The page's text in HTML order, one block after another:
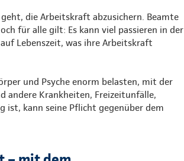
die Arbeitskraft abzusichern. Beamte
für alle gilt: Es kann viel passieren in der
Lebenszeit, was ihre Arbeitskraft
und Psyche enorm belasten, mit der
andere Krankheiten, Freizeitunfälle,
ist, kann seine Pflicht gegenüber dem